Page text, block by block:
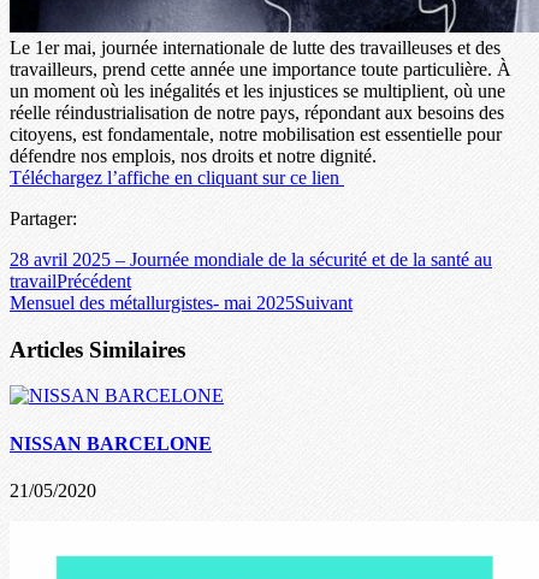
Le 1er mai, journée internationale de lutte des travailleuses et des
travailleurs, prend cette année une importance toute particulière. À
un moment où les inégalités et les injustices se multiplient, où une
réelle réindustrialisation de notre pays, répondant aux besoins des
citoyens, est fondamentale, notre mobilisation est essentielle pour
défendre nos emplois, nos droits et notre dignité.
Téléchargez l’affiche en cliquant sur ce lien
Partager:
28 avril 2025 – Journée mondiale de la sécurité et de la santé au
travailPrécédent
Mensuel des métallurgistes- mai 2025Suivant
Articles Similaires
NISSAN BARCELONE
21/05/2020